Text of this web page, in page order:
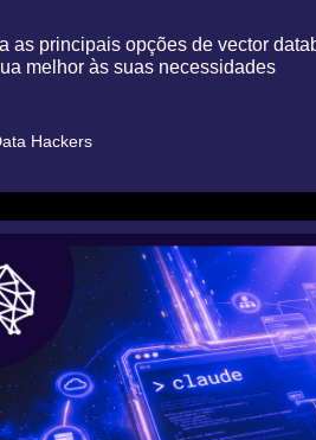
as principais opções de vector
melhor às suas necessidades
Hackers